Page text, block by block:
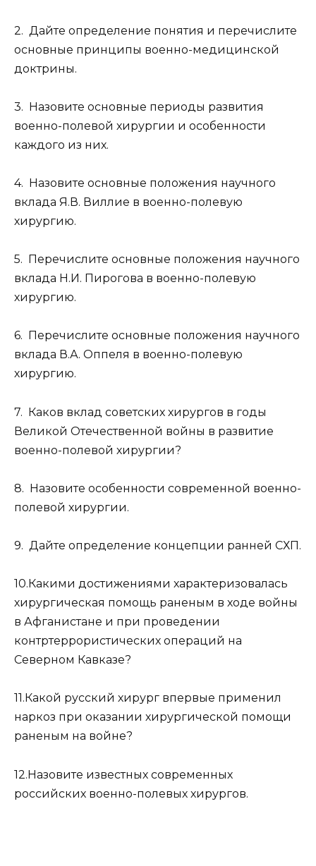
2. Дайте определение понятия и перечислите
основные принципы военно-медицинской
доктрины.
3. Назовите основные периоды развития
военно-полевой хирургии и особенности
каждого из них.
4. Назовите основные положения научного
вклада Я.В. Виллие в военно-полевую
хирургию.
5. Перечислите основные положения научного
вклада Н.И. Пирогова в военно-полевую
хирургию.
6. Перечислите основные положения научного
вклада В.А. Оппеля в военно-полевую
хирургию.
7. Каков вклад советских хирургов в годы
Великой Отечественной войны в развитие
военно-полевой хирургии?
8. Назовите особенности современной военно-
полевой хирургии.
9. Дайте определение концепции ранней СХП.
10.Какими достижениями характеризовалась
хирургическая помощь раненым в ходе войны
в Афганистане и при проведении
контртеррористических операций на
Северном Кавказе?
11.Какой русский хирург впервые применил
наркоз при оказании хирургической помощи
раненым на войне?
12.Назовите известных современных
российских военно-полевых хирургов.